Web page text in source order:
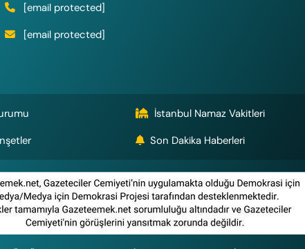
[email protected]
[email protected]
İstanbul Namaz Vakitleri
Son Dakika Haberleri